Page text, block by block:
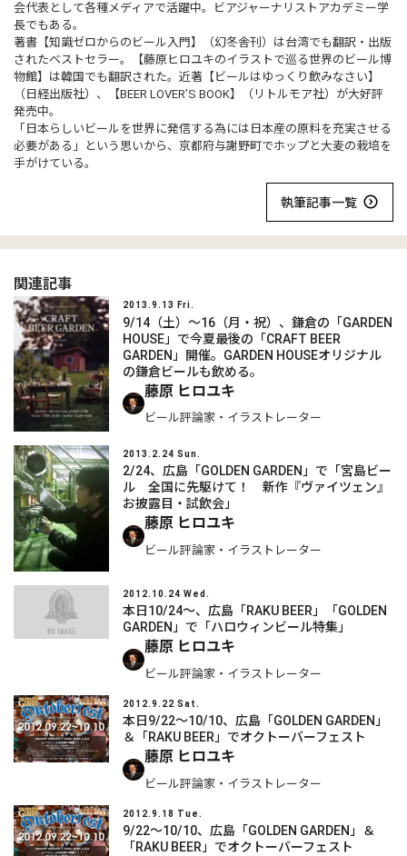
会代表として各種メディアで活躍中。ビアジャーナリストアカデミー学
長でもある。
著書【知識ゼロからのビール入門】（幻冬舎刊）は台湾でも翻訳・出版
されたベストセラー。【藤原ヒロユキのイラストで巡る世界のビール博
物館】は韓国でも翻訳された。近著【ビールはゆっくり飲みなさい】
（日経出版社）、【BEER LOVER’S BOOK】（リトルモア社）が大好評
発売中。
「日本らしいビールを世界に発信する為には日本産の原料を充実させる
必要がある」という思いから、京都府与謝野町でホップと大麦の栽培を
手がけている。
執筆記事一覧
関連記事
2013.9.13 Fri.
9/14（土）～16（月・祝）、鎌倉の「GARDEN
HOUSE」で今夏最後の「CRAFT BEER
GARDEN」開催。GARDEN HOUSEオリジナル
の鎌倉ビールも飲める。
藤原 ヒロユキ
ビール評論家・イラストレーター
2013.2.24 Sun.
2/24、広島「GOLDEN GARDEN」で「宮島ビー
ル 全国に先駆けて！ 新作『ヴァイツェン』
お披露目・試飲会」
藤原 ヒロユキ
ビール評論家・イラストレーター
2012.10.24 Wed.
本日10/24～、広島「RAKU BEER」「GOLDEN
GARDEN」で「ハロウィンビール特集」
藤原 ヒロユキ
ビール評論家・イラストレーター
2012.9.22 Sat.
本日9/22～10/10、広島「GOLDEN GARDEN」
＆「RAKU BEER」でオクトーバーフェスト
藤原 ヒロユキ
ビール評論家・イラストレーター
2012.9.18 Tue.
9/22～10/10、広島「GOLDEN GARDEN」＆
「RAKU BEER」でオクトーバーフェスト